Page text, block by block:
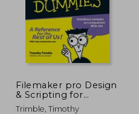
40%
dcto.
Filemaker pro Design
& Scripting for
Dummies (en Inglés)
Trimble, Timothy